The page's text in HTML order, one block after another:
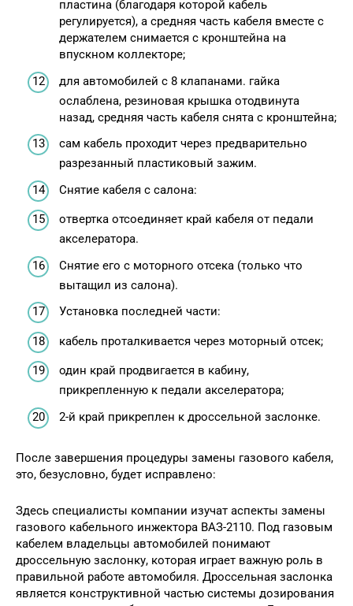
пластина (благодаря которой кабель
регулируется), а средняя часть кабеля вместе с
держателем снимается с кронштейна на
впускном коллекторе;
для автомобилей с 8 клапанами. гайка
ослаблена, резиновая крышка отодвинута
назад, средняя часть кабеля снята с кронштейна;
сам кабель проходит через предварительно
разрезанный пластиковый зажим.
Снятие кабеля с салона:
отвертка отсоединяет край кабеля от педали
акселератора.
Снятие его с моторного отсека (только что
вытащил из салона).
Установка последней части:
кабель проталкивается через моторный отсек;
один край продвигается в кабину,
прикрепленную к педали акселератора;
2-й край прикреплен к дроссельной заслонке.
После завершения процедуры замены газового кабеля,
это, безусловно, будет исправлено:
Здесь специалисты компании изучат аспекты замены
газового кабельного инжектора ВАЗ-2110. Под газовым
кабелем владельцы автомобилей понимают
дроссельную заслонку, которая играет важную роль в
правильной работе автомобиля. Дроссельная заслонка
является конструктивной частью системы дозирования